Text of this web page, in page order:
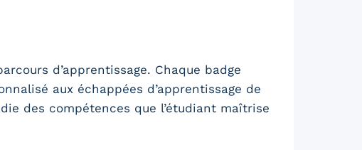
d’apprentissage. Chaque badge
aux échappées d’apprentissage de
des compétences que l’étudiant maîtrise